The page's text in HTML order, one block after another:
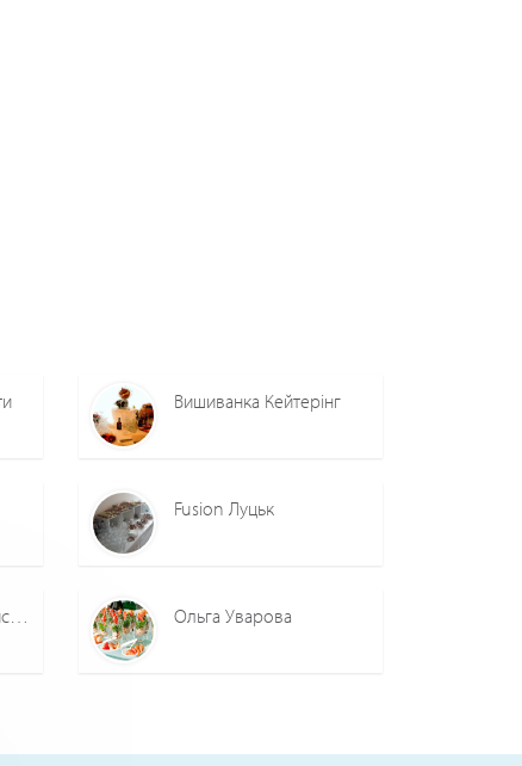
Вишиванка Кейтерінг
Fusion Луцьк
Оксана #фуршетимайстер Ольга Уварова